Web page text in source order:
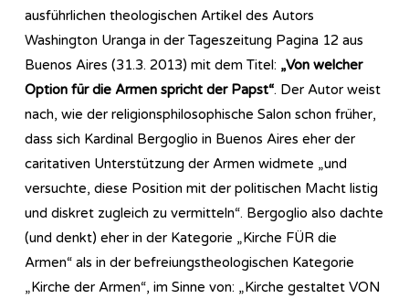
ausführlichen theologischen Artikel des Autors
Washington Uranga in der Tageszeitung Pagina 12 aus
Buenos Aires (31.3. 2013) mit dem Titel: „Von welcher
Option für die Armen spricht der Papst“. Der Autor weist
nach, wie der religionsphilosophische Salon schon früher,
dass sich Kardinal Bergoglio in Buenos Aires eher der
caritativen Unterstützung der Armen widmete „und
versuchte, diese Position mit der politischen Macht listig
und diskret zugleich zu vermitteln“. Bergoglio also dachte
(und denkt) eher in der Kategorie „Kirche FÜR die
Armen“ als in der befreiungstheologischen Kategorie
„Kirche der Armen“, im Sinne von: „Kirche gestaltet VON